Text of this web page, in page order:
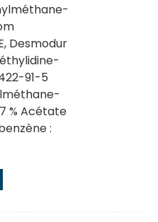
Desmodur
91-5
% Acétate
: